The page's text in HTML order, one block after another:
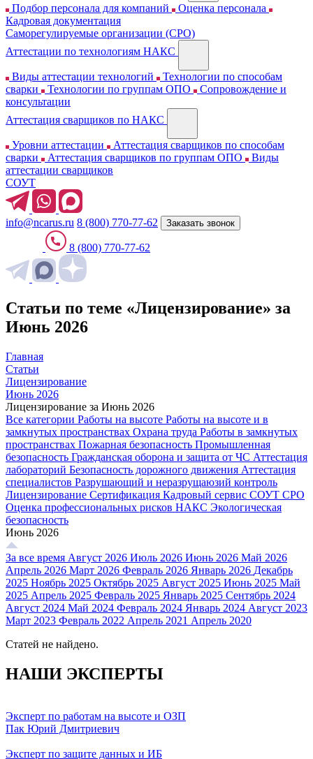
Подбор персонала для компаний
Оценка персонала
Кадровая документация
Cаморегулируемые организации (СРО)
Аттестации по технологиям НАКС
Виды аттестации технологий
Технологии по способам
сварки
Технологии по группам ОПО
Сопровождение и
консультации
Аттестация сварщиков по НАКС
Уровни аттестации
Аттестация сварщиков по способам
сварки
Аттестация сварщиков по группам ОПО
Виды
аттестации сварщиков
СОУТ
info@ncarus.ru 8 (800) 770-77-62 Заказать звонок
8 (800) 770-77-62
Статьи по теме «Лицензирование» за
Июнь 2026
Главная
Статьи
Лицензирование
Июнь 2026
Лицензирование за Июнь 2026
Все категории Работы на высоте Работы на высоте и в
замкнутых пространствах Охрана труда Работы в замкнутых
пространствах Пожарная безопасность Промышленная
безопасность Гражданская оборона и защита от ЧС Аттестация
лабораторий Безопасность дорожного движения Аттестация
специалистов Разрушающий и неразрущаюзий контроль
Лицензирование Сертификация Кадровый сервис СОУТ СРО
Оценка профессиональных рисков НАКС Экологическая
безопасность
Июнь 2026
За все время Август 2026 Июль 2026 Июнь 2026 Май 2026
Апрель 2026 Март 2026 Февраль 2026 Январь 2026 Декабрь
2025 Ноябрь 2025 Октябрь 2025 Август 2025 Июнь 2025 Май
2025 Апрель 2025 Февраль 2025 Январь 2025 Сентябрь 2024
Август 2024 Май 2024 Февраль 2024 Январь 2024 Август 2023
Март 2023 Февраль 2022 Апрель 2021 Апрель 2020
Статей не найдено.
НАШИ ЭКСПЕРТЫ
Эксперт по работам на высоте и ОЗП
Пак Юрий Дмитриевич
Эксперт по защите данных и ИБ